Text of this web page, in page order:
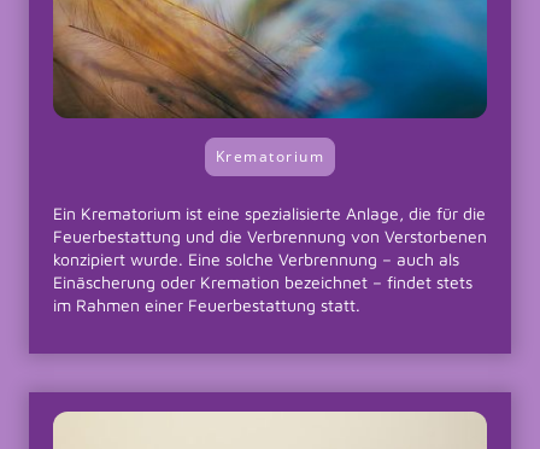
Krematorium
Ein Krematorium ist eine spezialisierte Anlage, die für die
Feuerbestattung und die Verbrennung von Verstorbenen
konzipiert wurde. Eine solche Verbrennung – auch als
Einäscherung oder Kremation bezeichnet – findet stets
im Rahmen einer Feuerbestattung statt.